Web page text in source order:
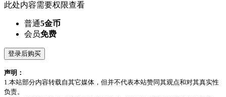
此处内容需要权限查看
普通5金币
会员免费
登录后购买
声明：
1.本站部分内容转载自其它媒体，但并不代表本站赞同其观点和对其真实性
负责。